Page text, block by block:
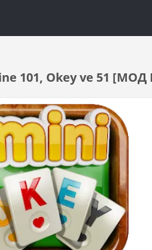
101, Okey ve 51